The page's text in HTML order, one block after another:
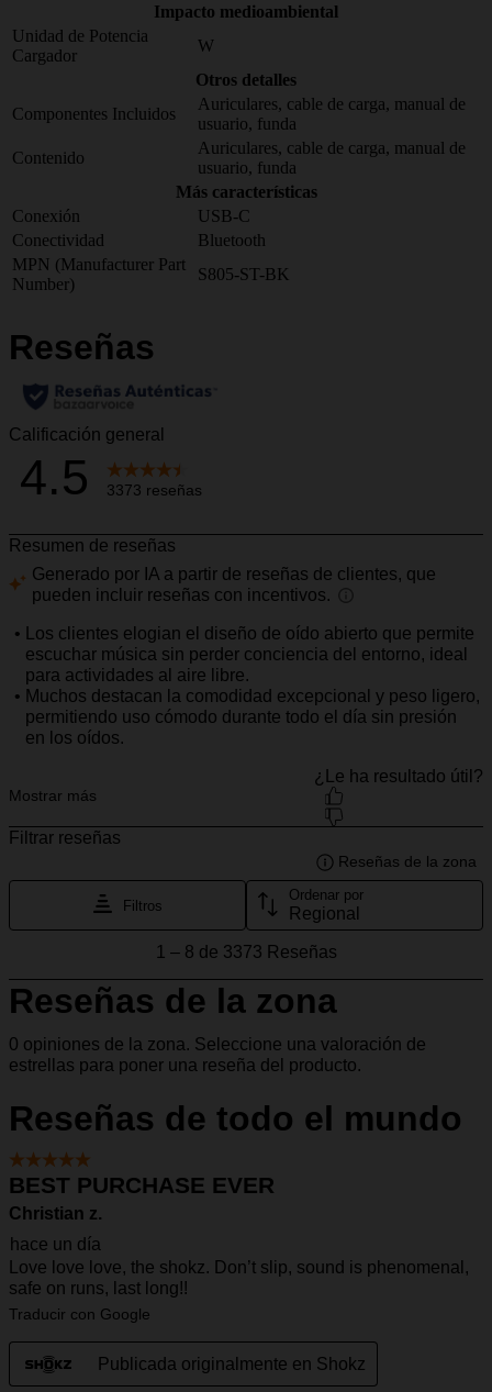
Impacto medioambiental
Unidad de Potencia
Cargador
W
Otros detalles
Componentes Incluidos
Auriculares, cable de carga, manual de
usuario, funda
Contenido
Auriculares, cable de carga, manual de
usuario, funda
Más características
Conexión
USB-C
Conectividad
Bluetooth
MPN (Manufacturer Part
Number)
S805-ST-BK